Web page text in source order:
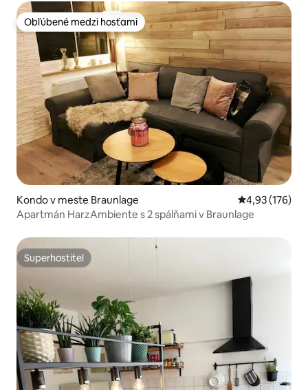
Obľúbené medzi hosťami
Obľúbené medzi hosťami
Kondo v meste Braunlage Priemerné
4,93 (176)
Apartmán HarzAmbiente s 2 spálňami v Braunlage
Superhostiteľ
Superhostiteľ